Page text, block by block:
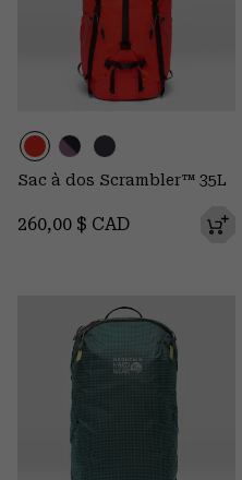
Sac à dos Scrambler™ 35L
Regular price:
260,00 $ CAD